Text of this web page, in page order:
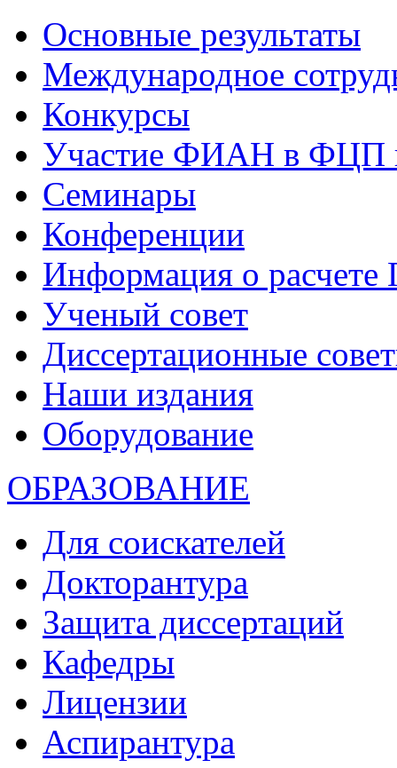
Основные результаты
Международное
Конкурсы
Участие ФИАН в ФЦП
Семинары
Конференции
Информация о
Ученый совет
Диссертационные
Наши издания
Оборудование
ОБРАЗОВАНИЕ
Для соискателей
Докторантура
Защита диссертаций
Кафедры
Лицензии
Аспирантура